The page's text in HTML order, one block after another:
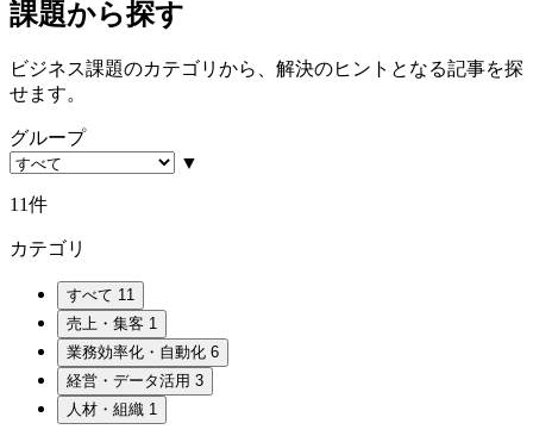
課題から探す
ビジネス課題のカテゴリから、解決のヒントとなる記事を探
せます。
グループ
▼
11件
カテゴリ
すべて 11
売上・集客 1
業務効率化・自動化 6
経営・データ活用 3
人材・組織 1